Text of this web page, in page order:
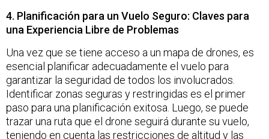
4. Planificación para un Vuelo Seguro: Claves para
una Experiencia Libre de Problemas
Una vez que se tiene acceso a un mapa de drones, es
esencial planificar adecuadamente el vuelo para
garantizar la seguridad de todos los involucrados.
Identificar zonas seguras y restringidas es el primer
paso para una planificación exitosa. Luego, se puede
trazar una ruta que el drone seguirá durante su vuelo,
teniendo en cuenta las restricciones de altitud y las